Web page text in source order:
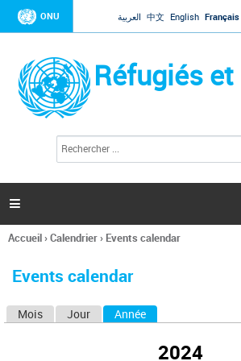
Jump to navigation
ONU العربية 中文 English Français
Réfugiés
l
c
h
e

Vous
ici
Accueil›Calendrier› Events calendar
Events calendar
Mois Jour Année
2024